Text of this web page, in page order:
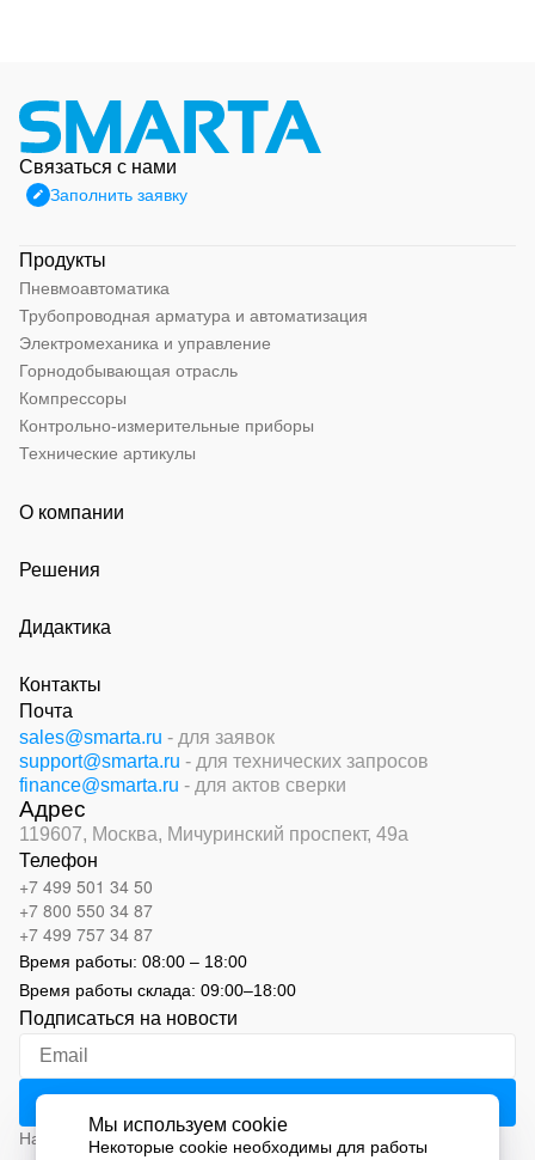
Связаться с нами
Заполнить заявку
Продукты
Пневмоавтоматика
Трубопроводная арматура и автоматизация
Электромеханика и управление
Горнодобывающая отрасль
Компрессоры
Контрольно-измерительные приборы
Технические артикулы
О компании
Решения
Дидактика
Контакты
Почта
sales@smarta.ru - для заявок
support@smarta.ru - для технических запросов
finance@smarta.ru - для актов сверки
Адрес
119607, Москва, Мичуринский проспект, 49а
Телефон
+7 499 501 34 50
+7 800 550 34 87
+7 499 757 34 87
Время работы: 08:00 – 18:00
Время работы склада: 09:00–18:00
Подписаться на новости
Нажимая на кнопку «Подписаться», вы соглашаетесь с
Мы используем cookie
Некоторые cookie необходимы для работы